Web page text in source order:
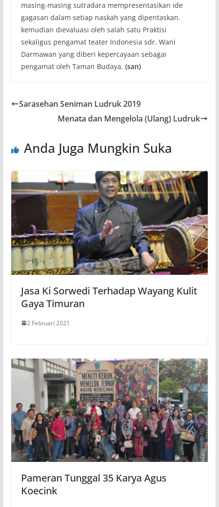
masing-masing sutradara mempresentasikan ide
gagasan dalam setiap naskah yang dipentaskan.
kemudian dievaluasi oleh salah satu Praktisi
sekaligus pengamat teater Indonesia sdr. Wani
Darmawan yang diberi kepercayaan sebagai
pengamat oleh Taman Budaya. (san)
Sarasehan Seniman Ludruk 2019
Menata dan Mengelola (Ulang) Ludruk
Anda Juga Mungkin Suka
Jasa Ki Sorwedi Terhadap Wayang Kulit
Gaya Timuran
2 Februari 2021
Pameran Tunggal 35 Karya Agus
Koecink